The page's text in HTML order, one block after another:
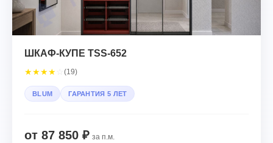
ШКАФ-КУПЕ TSS-652
★★★★ (19)
BLUM ГАРАНТИЯ 5 ЛЕТ
от 87 850 ₽ за п.м.